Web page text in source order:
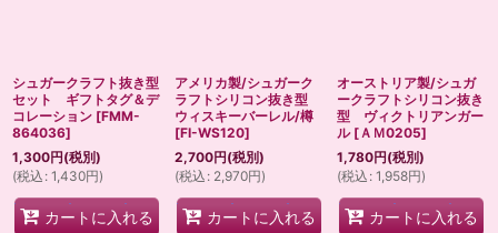
シュガークラフト抜き型
セット ギフトタグ＆デ
コレーション [FMM-
864036]
1,300円(税別)
(税込 : 1,430円)
カートに入れる
アメリカ製/シュガーク
ラフトシリコン抜き型
ウィスキーバーレル/樽
[FI-WS120]
2,700円(税別)
(税込 : 2,970円)
カートに入れる
オーストリア製/シュガ
ークラフトシリコン抜き
型 ヴィクトリアンガー
ル [ＡＭ0205]
1,780円(税別)
(税込 : 1,958円)
カートに入れる